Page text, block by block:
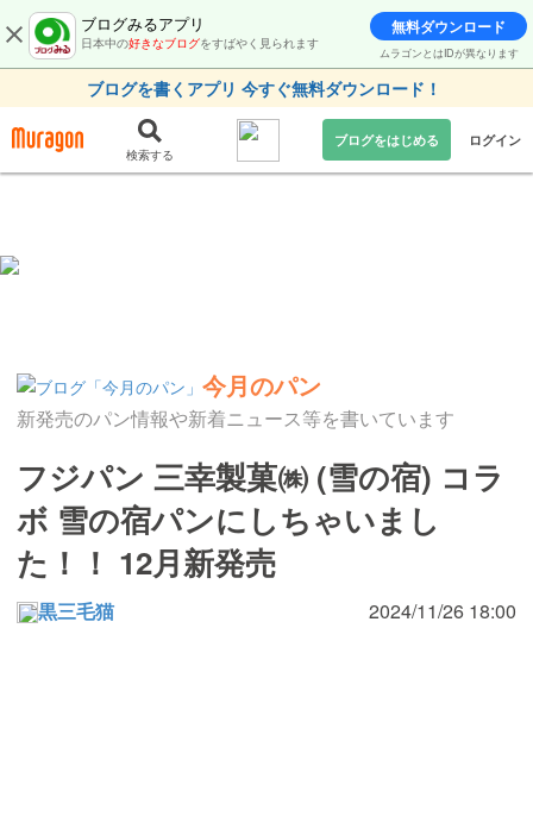
ブログみるアプリ
日本中の好きなブログをすばやく見られます
無料ダウンロード
ムラゴンとはIDが異なります
ブログを書くアプリ 今すぐ無料ダウンロード！
検索する
ブログをはじめる ログイン
今月のパン
新発売のパン情報や新着ニュース等を書いています
フジパン 三幸製菓㈱ (雪の宿) コラ
ボ 雪の宿パンにしちゃいまし
た！！ 12月新発売
黒三毛猫 2024/11/26 18:00